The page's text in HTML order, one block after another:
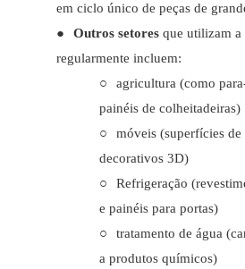
em ciclo único de peças de
●
Outros setores que utilizam a
regularmente incluem:
○
agricultura (como
painéis de colheitadeiras)
○
móveis (superfícies
decorativos 3D)
○
Refrigeração
e painéis para portas)
○
tratamento de água
a produtos químicos)